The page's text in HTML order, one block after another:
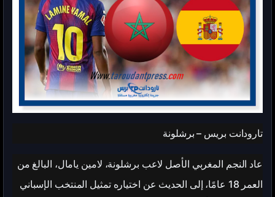
تارودانت بريس – برشلونة
عاد النجم المغربي الأصل لاعب برشلونة، لامين يامال، البالغ من
العمر 18 عامًا، إلى الحديث عن اختياره تمثيل المنتخب الإسباني